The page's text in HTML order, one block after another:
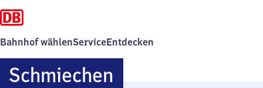
Bahnhof wählenServiceEntdecken
SchmiechenSchmiechen